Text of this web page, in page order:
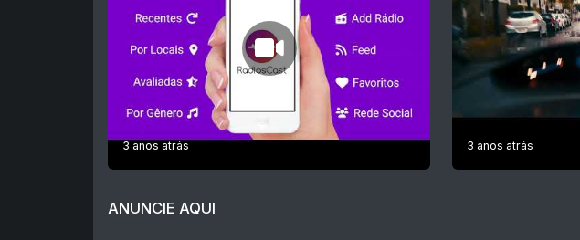
3 anos atrás 3 anos atrás
ANUNCIE AQUI